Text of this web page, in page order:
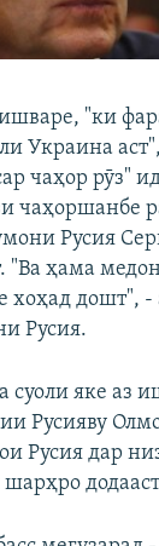
RFE/RL
"ки
Украина
чаҳор рӯз"
чаҳоршанбе
Русия
"Ва ҳама
хоҳад дошт", -
Русия.
суоли яке аз
Русияву
Русия дар